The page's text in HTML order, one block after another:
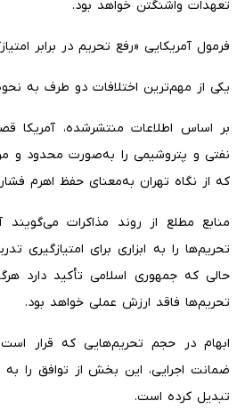
تعهدات واشنگتن خواهد بود.
فرمول آمریکایی «رفع تحریم در برابر
یکی از مهم‌ترین اختلافات دو طرف به
بر اساس اطلاعات منتشرشده، آمریکا
نفتی و پتروشیمی را به‌صورت محدود و
که از نگاه تهران به‌معنای حفظ اهرم
منابع مطلع از روند مذاکرات می‌گویند
تحریم‌ها را به ابزاری برای امتیازگیری
حالی که جمهوری اسلامی تأکید دارد
تحریم‌ها فاقد ارزش عملی خواهد بود.
ابهام در حجم تحریم‌هایی که قرار
ضمانت اجرایی، این بخش از توافق را
تبدیل کرده است.